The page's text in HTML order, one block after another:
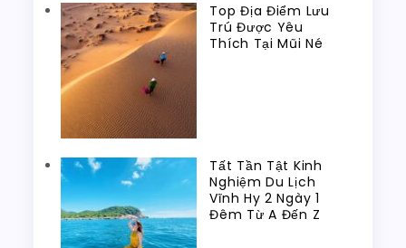
Top Địa Điểm Lưu
Trú Được Yêu
Thích Tại Mũi Né
Tất Tần Tật Kinh
Nghiệm Du Lịch
Vĩnh Hy 2 Ngày 1
Đêm Từ A Đến Z